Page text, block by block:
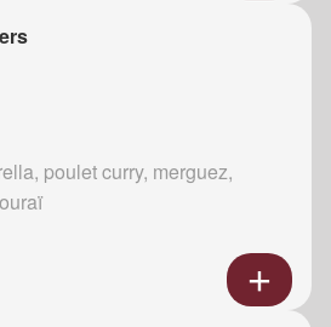
poulet curry, merguez,